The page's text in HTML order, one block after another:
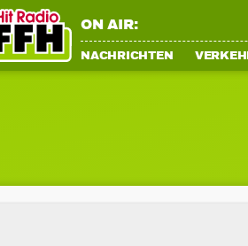
ON AIR:
NACHRICHTEN